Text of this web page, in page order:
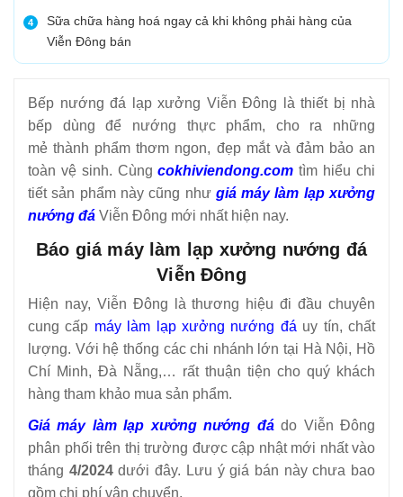
4
Sữa chữa hàng hoá ngay cả khi không phải hàng của
Viễn Đông bán
Bếp nướng đá lạp xưởng Viễn Đông là thiết bị nhà
bếp dùng để nướng thực phẩm, cho ra những
mẻ thành phẩm thơm ngon, đẹp mắt và đảm bảo an
toàn vệ sinh. Cùngcokhiviendong.comtìm hiểu chi
tiết sản phẩm này cũng như giá máy làm lạp xưởng
nướng đá Viễn Đông mới nhất hiện nay.
Báo giá máy làm lạp xưởng nướng đá
Viễn Đông
Hiện nay, Viễn Đông là thương hiệu đi đầu chuyên
cung cấp máy làm lạp xưởng nướng đá uy tín, chất
lượng. Với hệ thống các chi nhánh lớn tại Hà Nội, Hồ
Chí Minh, Đà Nẵng,… rất thuận tiện cho quý khách
hàng tham khảo mua sản phẩm.
Giá máy làm lạp xưởng nướng đádo Viễn Đông
phân phối trên thị trường được cập nhật mới nhất vào
tháng 4/2024dưới đây. Lưu ý giá bán này chưa bao
gồm chi phí vận chuyển.